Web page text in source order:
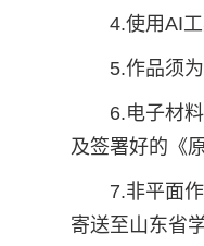
4.使用AI
5.作品须
6.电子材
及签署好的《
7.非平面
寄送至山东省